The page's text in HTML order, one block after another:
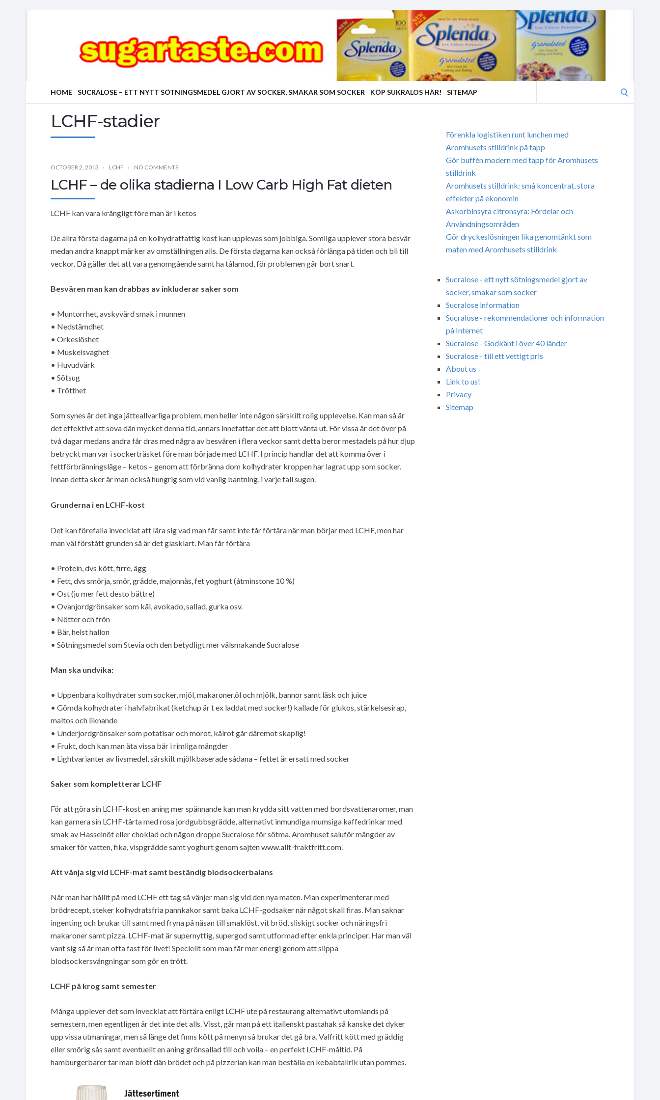
HOME SUCRALOSE – ETT NYTT SÖTNINGSMEDEL GJORT AV SOCKER, SMAKAR SOM SOCKER KÖP SUKRALOS HÄR! SITEMAP
LCHF-stadier
OCTOBER 2, 2013 LCHF NO COMMENTS
LCHF – de olika stadierna I Low Carb High Fat dieten
LCHF kan vara krångligt före man är i ketos
De allra första dagarna på en kolhydratfattig kost kan upplevas som jobbiga. Somliga upplever stora besvär
medan andra knappt märker av omställningen alls. De första dagarna kan också förlänga på tiden och bli till
veckor. Då gäller det att vara genomgående samt ha tålamod, för problemen går bort snart.
Besvären man kan drabbas av inkluderar saker som
• Muntorrhet, avskyvärd smak i munnen
• Nedstämdhet
• Orkeslöshet
• Muskelsvaghet
• Huvudvärk
• Sötsug
• Trötthet
Som synes är det inga jätteallvarliga problem, men heller inte någon särskilt rolig upplevelse. Kan man så är
det effektivt att sova dän mycket denna tid, annars innefattar det att blott vänta ut. För vissa är det över på
två dagar medans andra får dras med några av besvären i flera veckor samt detta beror mestadels på hur djup
betryckt man var i sockerträsket före man började med LCHF. I princip handlar det att komma över i
fettförbränningsläge – ketos – genom att förbränna dom kolhydrater kroppen har lagrat upp som socker.
Innan detta sker är man också hungrig som vid vanlig bantning, i varje fall sugen.
Grunderna i en LCHF-kost
Det kan förefalla invecklat att lära sig vad man får samt inte får förtära när man börjar med LCHF, men har
man väl förstått grunden så är det glasklart. Man får förtära
• Protein, dvs kött, firre, ägg
• Fett, dvs smörja, smör, grädde, majonnäs, fet yoghurt (åtminstone 10 %)
• Ost (ju mer fett desto bättre)
• Ovanjordgrönsaker som kål, avokado, sallad, gurka osv.
• Nötter och frön
• Bär, helst hallon
• Sötningsmedel som Stevia och den betydligt mer välsmakande Sucralose
Man ska undvika:
• Uppenbara kolhydrater som socker, mjöl, makaroner,öl och mjölk, bannor samt läsk och juice
• Gömda kolhydrater i halvfabrikat (ketchup är t ex laddat med socker!) kallade för glukos, stärkelsesirap,
maltos och liknande
• Underjordgrönsaker som potatisar och morot, kålrot går däremot skaplig!
• Frukt, doch kan man äta vissa bär i rimliga mängder
• Lightvarianter av livsmedel, särskilt mjölkbaserade sådana – fettet är ersatt med socker
Saker som kompletterar LCHF
För att göra sin LCHF-kost en aning mer spännande kan man krydda sitt vatten med bordsvattenaromer, man
kan garnera sin LCHF-tårta med rosa jordgubbsgrädde, alternativt inmundiga mumsiga kaffedrinkar med
smak av Hasselnöt eller choklad och någon droppe Sucralose för sötma. Aromhuset saluför mängder av
smaker för vatten, fika, vispgrädde samt yoghurt genom sajten www.allt-fraktfritt.com.
Att vänja sig vid LCHF-mat samt beständig blodsockerbalans
När man har hållit på med LCHF ett tag så vänjer man sig vid den nya maten. Man experimenterar med
brödrecept, steker kolhydratsfria pannkakor samt baka LCHF-godsaker när något skall firas. Man saknar
ingenting och brukar till samt med fryna på näsan till smaklöst, vit bröd, sliskigt socker och näringsfri
makaroner samt pizza. LCHF-mat är supernyttig, supergod samt utformad efter enkla principer. Har man väl
vant sig så är man ofta fast för livet! Speciellt som man får mer energi genom att slippa
blodsockersvängningar som gör en trött.
LCHF på krog samt semester
Många upplever det som invecklat att förtära enligt LCHF ute på restaurang alternativt utomlands på
semestern, men egentligen är det inte det alls. Visst, går man på ett italienskt pastahak så kanske det dyker
upp vissa utmaningar, men så länge det finns kött på menyn så brukar det gå bra. Valfritt kött med gräddig
eller smörig sås samt eventuellt en aning grönsallad till och voila – en perfekt LCHF-måltid. På
hamburgerbarer tar man blott dän brödet och på pizzerian kan man beställa en kebabtallrik utan pommes.
Förenkla logistiken runt lunchen med
Aromhusets stilldrink på tapp
Gör buffén modern med tapp för Aromhusets
stilldrink
Aromhusets stilldrink: små koncentrat, stora
effekter på ekonomin
Askorbinsyra citronsyra: Fördelar och
Användningsområden
Gör dryckeslösningen lika genomtänkt som
maten med Aromhusets stilldrink
Sucralose - ett nytt sötningsmedel gjort av
socker, smakar som socker
Sucralose information
Sucralose - rekommendationer och information
på Internet
Sucralose - Godkänt i över 40 länder
Sucralose - till ett vettigt pris
About us
Link to us!
Privacy
Sitemap